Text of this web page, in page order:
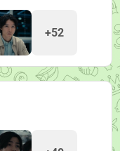
+52